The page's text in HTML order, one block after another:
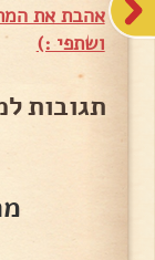
אהבת את
ושתפי :)
תגובות